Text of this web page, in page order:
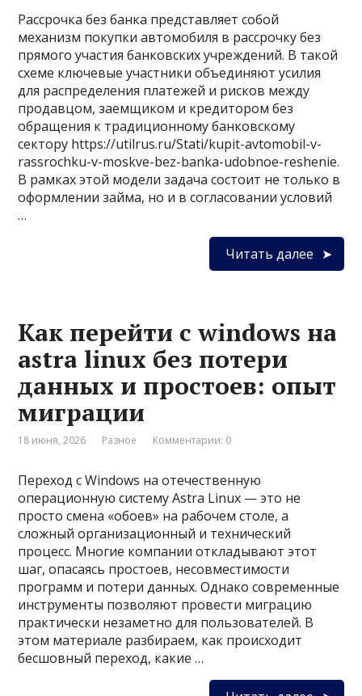
Рассрочка без банка представляет собой
механизм покупки автомобиля в рассрочку без
прямого участия банковских учреждений. В такой
схеме ключевые участники объединяют усилия
для распределения платежей и рисков между
продавцом, заемщиком и кредитором без
обращения к традиционному банковскому
сектору https://utilrus.ru/Stati/kupit-avtomobil-v-
rassrochku-v-moskve-bez-banka-udobnoe-reshenie.
В рамках этой модели задача состоит не только в
оформлении займа, но и в согласовании условий
…
Читать далее
Как перейти с windows на
astra linux без потери
данных и простоев: опыт
миграции
18 июня, 2026 Разное Комментарии: 0
Переход с Windows на отечественную
операционную систему Astra Linux — это не
просто смена «обоев» на рабочем столе, а
сложный организационный и технический
процесс. Многие компании откладывают этот
шаг, опасаясь простоев, несовместимости
программ и потери данных. Однако современные
инструменты позволяют провести миграцию
практически незаметно для пользователей. В
этом материале разбираем, как происходит
бесшовный переход, какие …